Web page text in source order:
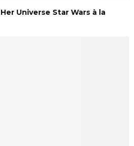
Universe Star Wars à la